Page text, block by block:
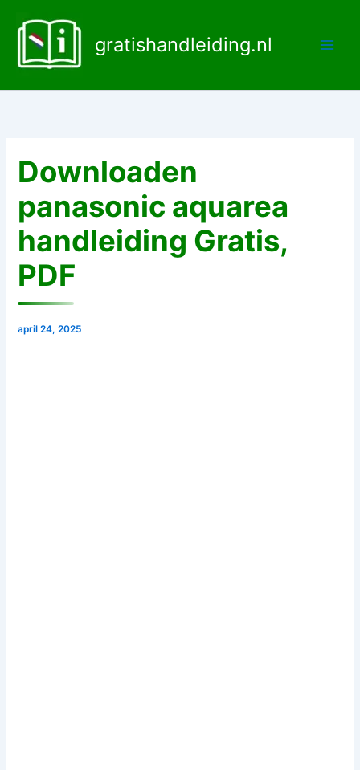
naar
inhoud
gratishandleiding.nl
Downloaden
panasonic aquarea
handleiding Gratis,
PDF
april 24, 2025